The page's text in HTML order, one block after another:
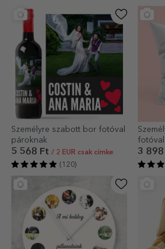
Személyre szabott bor fotóval
pároknak
5 568 Ft / 2 EUR csak címke
(120)
fotóval
3 898